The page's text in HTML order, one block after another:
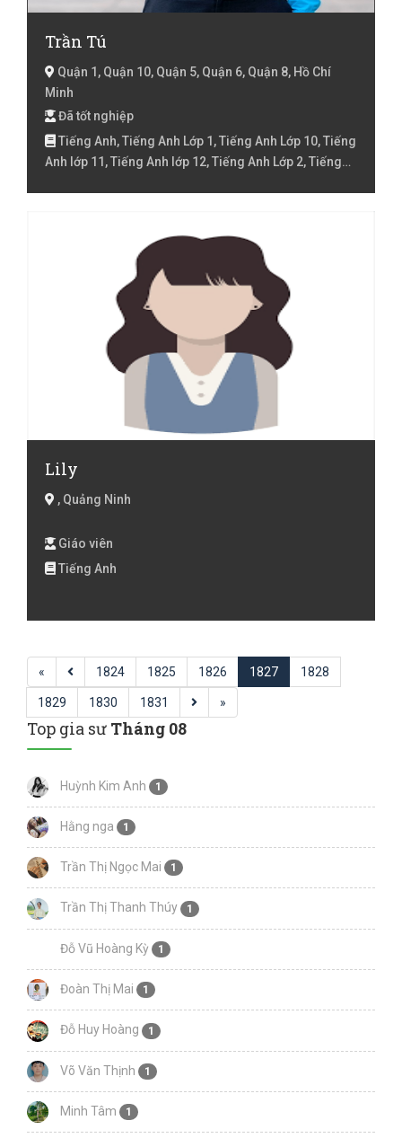
Trần Tú
Quận 1, Quận 10, Quận 5, Quận 6, Quận 8, Hồ Chí
Minh
Đã tốt nghiệp
Tiếng Anh, Tiếng Anh Lớp 1, Tiếng Anh Lớp 10, Tiếng
Anh lớp 11, Tiếng Anh lớp 12, Tiếng Anh Lớp 2, Tiếng
lớp 5, Toán lớp 6, Toán lớp 7, Toán lớp 8, Toán lớp 9
Lily
, Quảng Ninh
Giáo viên
Tiếng Anh
« 1824 1825 1826 1827 1828
1829 1830 1831 »
Top gia sư Tháng 08
Huỳnh Kim Anh 1
Hằng nga 1
Trần Thị Ngọc Mai 1
Trần Thị Thanh Thúy 1
Đỗ Vũ Hoàng Kỳ 1
Đoàn Thị Mai 1
Đỗ Huy Hoàng 1
Võ Văn Thịnh 1
Minh Tâm 1